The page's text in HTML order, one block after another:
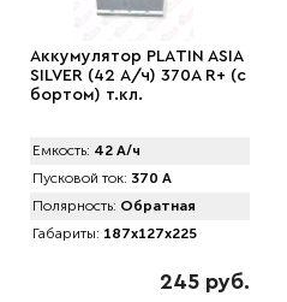
Аккумулятор PLАTIN ASIA
SILVER (42 А/ч) 370A R+ (с
бортом) т.кл.
Емкость: 42 А/ч
Пусковой ток: 370 А
Полярность: Обратная
Габариты: 187x127x225
245 руб.